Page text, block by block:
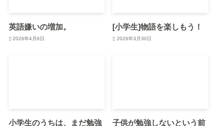
英語嫌いの増加。
2026年4月6日
[小学生]物語を楽しもう！
2026年3月30日
小学生のうちは、まだ勉強
子供が勉強しないという前